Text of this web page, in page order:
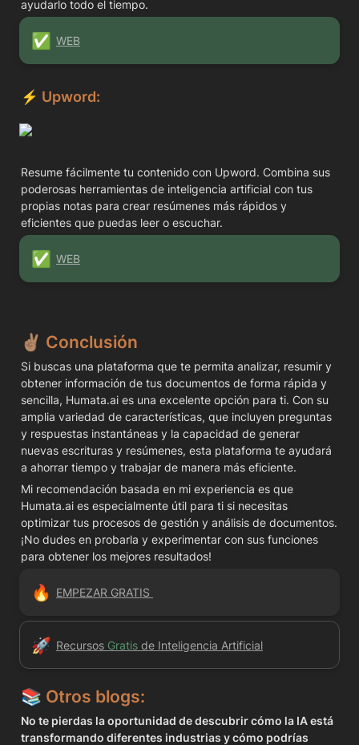
ayudarlo todo el tiempo.
✅ WEB
⚡️ Upword:
Resume fácilmente tu contenido con Upword. Combina sus
poderosas herramientas de inteligencia artificial con tus
propias notas para crear resúmenes más rápidos y
eficientes que puedas leer o escuchar.
✅ WEB
✌🏽 Conclusión
Si buscas una plataforma que te permita analizar, resumir y
obtener información de tus documentos de forma rápida y
sencilla, Humata.ai es una excelente opción para ti. Con su
amplia variedad de características, que incluyen preguntas
y respuestas instantáneas y la capacidad de generar
nuevas escrituras y resúmenes, esta plataforma te ayudará
a ahorrar tiempo y trabajar de manera más eficiente.
Mi recomendación basada en mi experiencia es que
Humata.ai es especialmente útil para ti si necesitas
optimizar tus procesos de gestión y análisis de documentos.
¡No dudes en probarla y experimentar con sus funciones
para obtener los mejores resultados!
🔥 EMPEZAR GRATIS
🚀 Recursos Gratis de Inteligencia Artificial
📚 Otros blogs:
No te pierdas la oportunidad de descubrir cómo la IA está
transformando diferentes industrias y cómo podrías